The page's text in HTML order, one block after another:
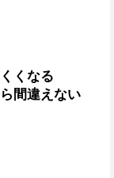
くなる
間違えない